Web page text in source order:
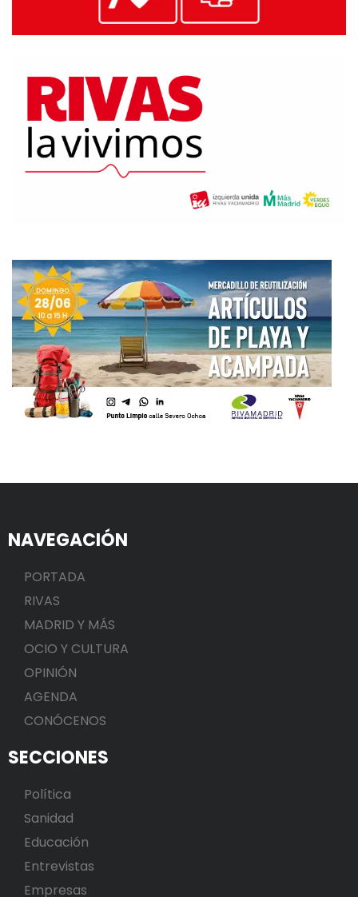
NAVEGACIÓN
PORTADA
RIVAS
MADRID Y MÁS
OCIO Y CULTURA
OPINIÓN
AGENDA
CONÓCENOS
SECCIONES
Política
Sanidad
Educación
Entrevistas
Empresas